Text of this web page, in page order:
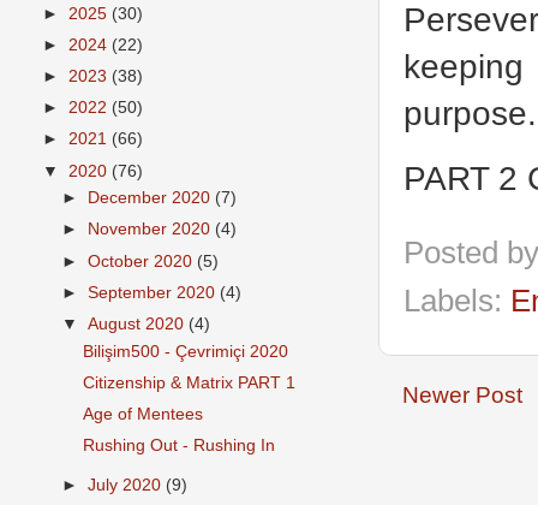
purpose.
PART 2
Posted
Labels:
Newer Post
► 2025 (30)
► 2024 (22)
► 2023 (38)
► 2022 (50)
► 2021 (66)
▼ 2020 (76)
►
December 2020 (7)
►
November 2020 (4)
►October 2020 (5)
►September 2020 (4)
▼August 2020 (4)
Bilişim500 - Çevrimiçi 2020
Citizenship & Matrix PART 1
Age of Mentees
Rushing Out - Rushing In
►July 2020 (9)